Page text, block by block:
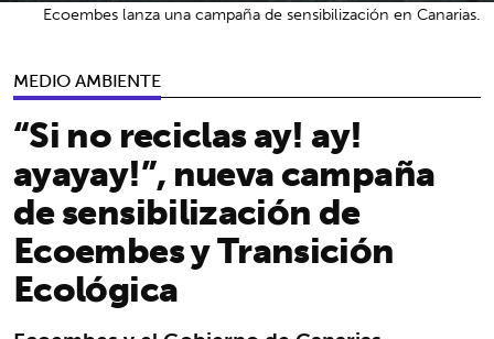
MEDIO AMBIENTE
“Si no reciclas ay! ay!
ayayay!”, nueva campaña
de sensibilización de
Ecoembes y Transición
Ecológica
Ecoembes lanza una campaña de sensibilización en Canarias.